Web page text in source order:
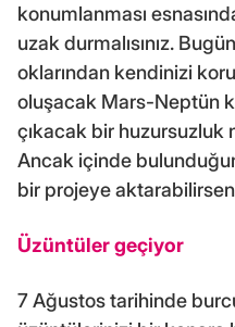
konumlanması
uzak durmalısınız.
oklarından kendinizi
oluşacak Mars-Neptün
çıkacak bir huzursuzluk
Ancak içinde
bir projeye
Üzüntüler geçiyor
7 Ağustos tarihinde